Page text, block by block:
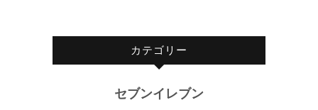
カテゴリー
セブンイレブン